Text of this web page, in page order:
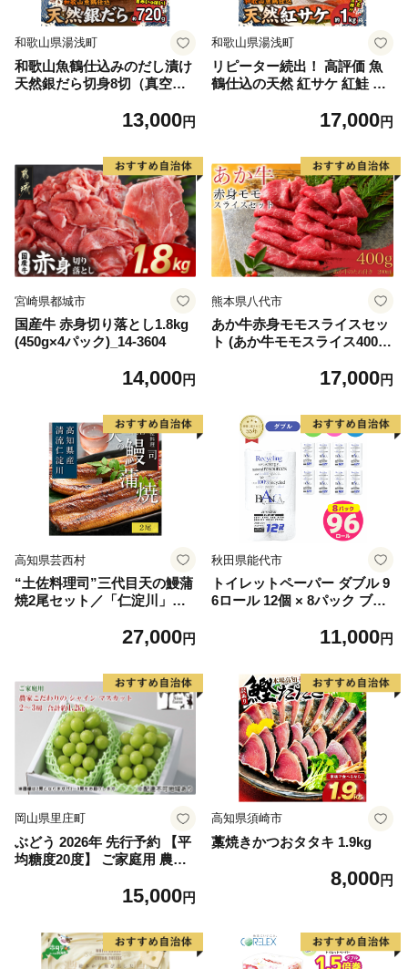
和歌山県湯浅町
和歌山魚鶴仕込みのだし漬け
天然銀だら切身8切（真空パ
製法 良質な脂 ふっくら 柔ら
ぶ だし漬け 煮付け ムニエル
味噌漬け 鍋物 冷凍 湯浅町 送
料無料_G7334
13,000円
和歌山県湯浅町
リピーター続出！ 高評価 魚
鶴仕込の天然 紅サケ 紅鮭 鮭
レビュー高評価 小分け 真空
海鮮 魚介 食品 食べ物 おかず
お弁当 水産加工品 冷凍 グル
メ お取り寄せ 和歌山県 湯浅
町 送料無料_G7317
17,000円
宮崎県都城市
国産牛 赤身切り落とし1.8kg
(450g×4パック)_14-3604
14,000円
熊本県八代市
あか牛赤身モモスライスセッ
ト (あか牛モモスライス400
17,000円
高知県芸西村
“土佐料理司”三代目天の鰻蒲
焼2尾セット／「仁淀川」水
殖 国産・高知県産〈高知市共
27,000円
秋田県能代市
トイレットペーパー ダブル 9
6ロール 12個 × 8パック ブラ
用品 消耗品 無香料 生活用品
11,000円
岡山県里庄町
ぶどう 2026年 先行予約 【平
均糖度20度】 ご家庭用 農家
ット 2～3房 合計約1.2kg ブ
直送 】
15,000円
高知県須崎市
藁焼きかつおタタキ 1.9kg
8,000円